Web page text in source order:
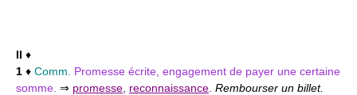
II ♦
1 ♦ Comm.
Promesse écrite, engagement de payer une certaine
somme. ⇒ promesse reconnaissance Rembourser un billet.